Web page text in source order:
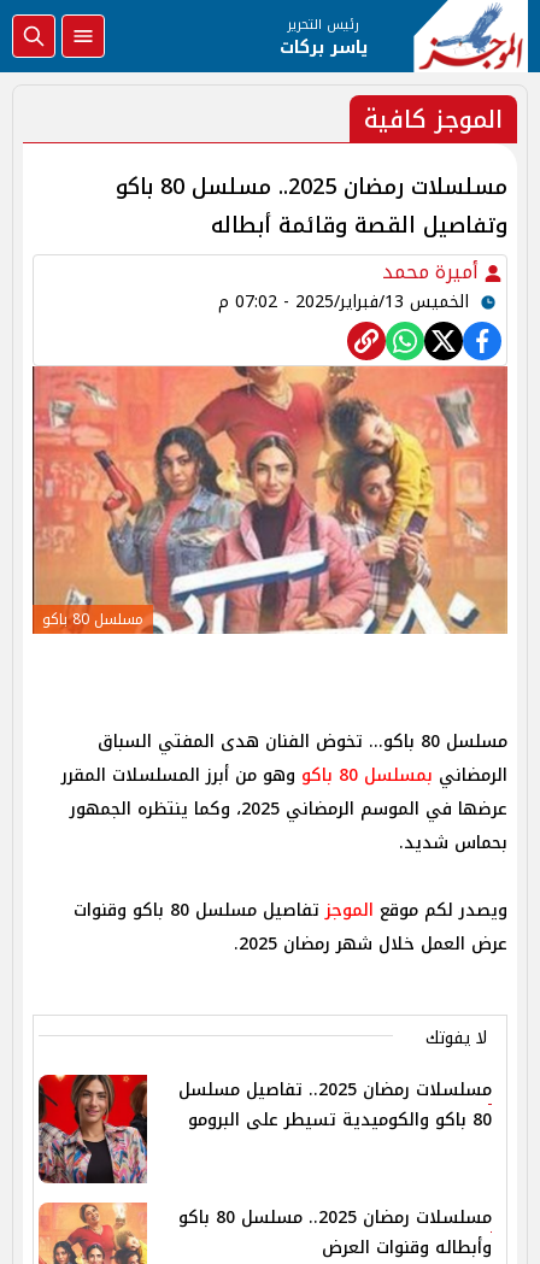
رئيس التحرير
ياسر بركات
الموجز كافية
مسلسلات رمضان 2025.. مسلسل 80 باكو
وتفاصيل القصة وقائمة أبطاله
أميرة محمد
الخميس 13/فبراير/2025 - 07:02 م
مسلسل 80 باكو
مسلسل 80 باكو... تخوض الفنان هدى المفتي السباق
الرمضاني بمسلسل 80 باكو
وهو من أبرز المسلسلات المقرر
عرضها في الموسم الرمضاني 2025، وكما ينتظره الجمهور
بحماس شديد.
ويصدر لكم موقع الموجز
تفاصيل مسلسل 80 باكو وقنوات
عرض العمل خلال شهر رمضان 2025.
لا يفوتك
مسلسلات رمضان 2025.. تفاصيل مسلسل
80 باكو والكوميدية تسيطر على البرومو
مسلسلات رمضان 2025.. مسلسل 80 باكو
وأبطاله وقنوات العرض